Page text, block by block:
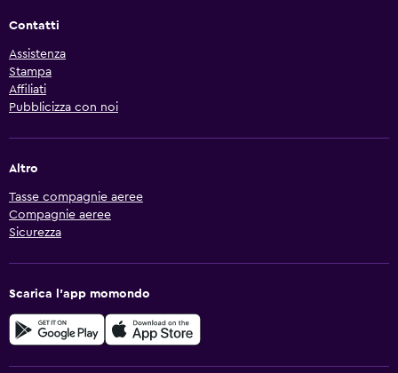
Contatti
Assistenza
Stampa
Affiliati
Pubblicizza con noi
Altro
Tasse compagnie aeree
Compagnie aeree
Sicurezza
Scarica l'app momondo